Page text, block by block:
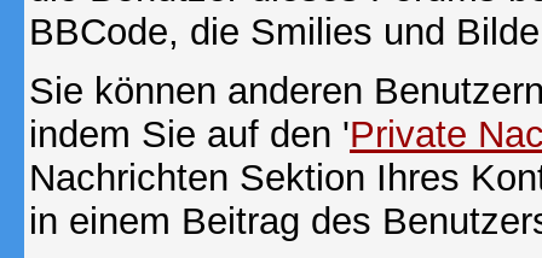
BBCode, die Smilies und
Sie können anderen
indem Sie auf den 'Private
Nachrichten Sektion Ihres
in einem Beitrag des